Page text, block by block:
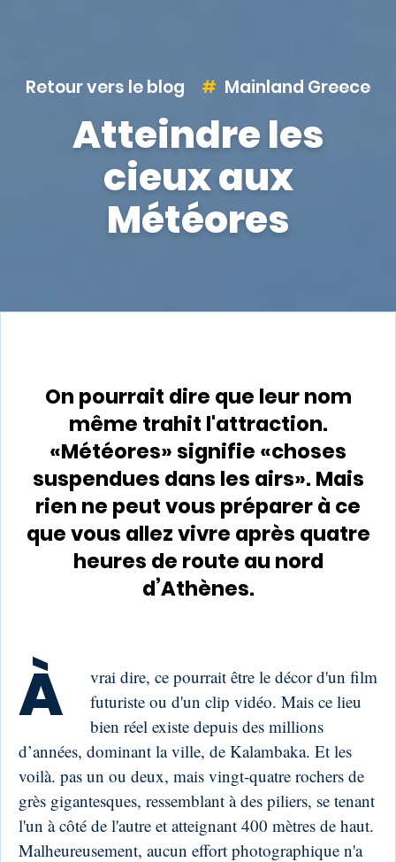
Retour vers le blog Mainland Greece
Atteindre les
cieux aux
Météores
On pourrait dire que leur nom
même trahit l'attraction.
«Météores» signifie «choses
suspendues dans les airs». Mais
rien ne peut vous préparer à ce
que vous allez vivre après quatre
heures de route au nord
d’Athènes.
À
vrai dire, ce pourrait être le décor d'un film
futuriste ou d'un clip vidéo. Mais ce lieu
bien réel existe depuis des millions
d’années, dominant la ville, de Kalambaka. Et les
voilà. pas un ou deux, mais vingt-quatre rochers de
grès gigantesques, ressemblant à des piliers, se tenant
l'un à côté de l'autre et atteignant 400 mètres de haut.
Malheureusement, aucun effort photographique n'a